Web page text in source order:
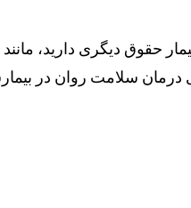
حقوق دیگری دارید،
درمان سلامت روان در